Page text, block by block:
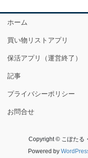
ホーム
買い物リストアプリ
保活アプリ（運営終了）
記事
プライバシーポリシー
お問合せ
Copyright © こぽたる
Powered by